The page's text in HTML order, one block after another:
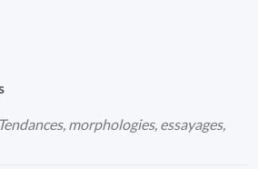
morphologies, essayages,